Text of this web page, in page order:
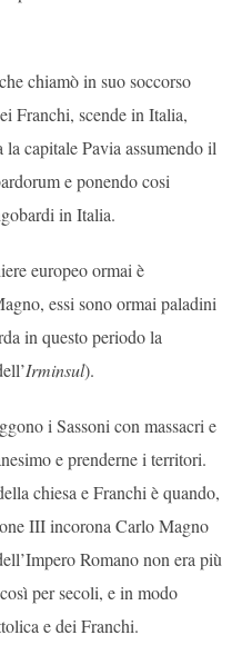
chiamò in suo soccorso
Franchi, scende in Italia,
capitale Pavia assumendo il
e ponendo cosi
in Italia.
europeo ormai è
essi sono ormai paladini
in questo periodo la
Irminsul).
i Sassoni con massacri e
e prenderne i territori.
chiesa e Franchi è quando,
III incorona Carlo Magno
Romano non era più
per secoli, e in modo
e dei Franchi.